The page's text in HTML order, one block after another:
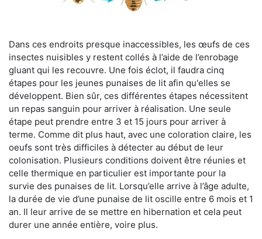
Dans ces endroits presque inaccessibles, les œufs de ces
insectes nuisibles y restent collés à l’aide de l’enrobage
gluant qui les recouvre. Une fois éclot, il faudra cinq
étapes pour les jeunes punaises de lit afin qu'elles se
développent. Bien sûr, ces différentes étapes nécessitent
un repas sanguin pour arriver à réalisation. Une seule
étape peut prendre entre 3 et 15 jours pour arriver à
terme. Comme dit plus haut, avec une coloration claire, les
oeufs sont très difficiles à détecter au début de leur
colonisation. Plusieurs conditions doivent être réunies et
celle thermique en particulier est importante pour la
survie des punaises de lit. Lorsqu’elle arrive à l’âge adulte,
la durée de vie d’une punaise de lit oscille entre 6 mois et 1
an. Il leur arrive de se mettre en hibernation et cela peut
durer une année entière, voire plus.